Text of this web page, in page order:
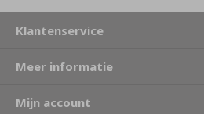
Klantenservice
Meer informatie
Mijn account